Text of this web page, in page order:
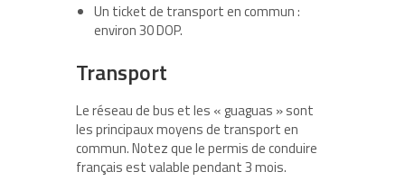
Un ticket de transport en commun :
environ 30 DOP.
Transport
Le réseau de bus et les « guaguas » sont
les principaux moyens de transport en
commun. Notez que le permis de conduire
français est valable pendant 3 mois.